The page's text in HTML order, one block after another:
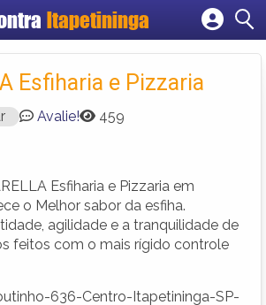
Itapetininga
Cadastrar empresa
Fazer login
Criar conta
Esfiharia e Pizzaria
Avalie! 459
Esfiharia e Pizzaria em
o Melhor sabor da esfiha.
agilidade e a tranquilidade de
feitos com o mais rígido controle
636-Centro-Itapetininga-SP-